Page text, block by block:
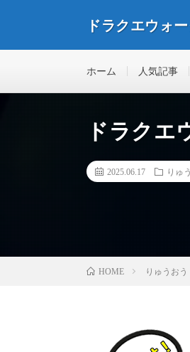
ドラクエウォ
ホーム 人気記事
ドラクエ
2025.06.17 りゅ
HOME りゅうおう